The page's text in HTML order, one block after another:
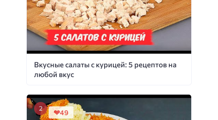
Вкусные салаты с курицей: 5 рецептов на
любой вкус
49